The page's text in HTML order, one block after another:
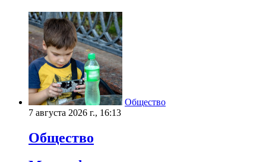
Общество
7 августа 2026 г., 16:13
Общество